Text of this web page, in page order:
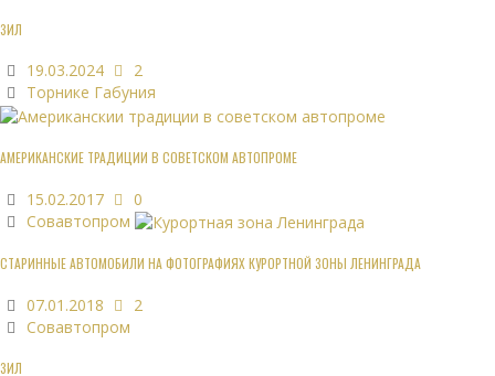
ЗИЛ
19.03.2024
2
Торнике Габуния
АМЕРИКАНСКИЕ ТРАДИЦИИ В СОВЕТСКОМ АВТОПРОМЕ
15.02.2017
0
Совавтопром
СТАРИННЫЕ АВТОМОБИЛИ НА ФОТОГРАФИЯХ КУРОРТНОЙ ЗОНЫ ЛЕНИНГРАДА
07.01.2018
2
Совавтопром
ЗИЛ